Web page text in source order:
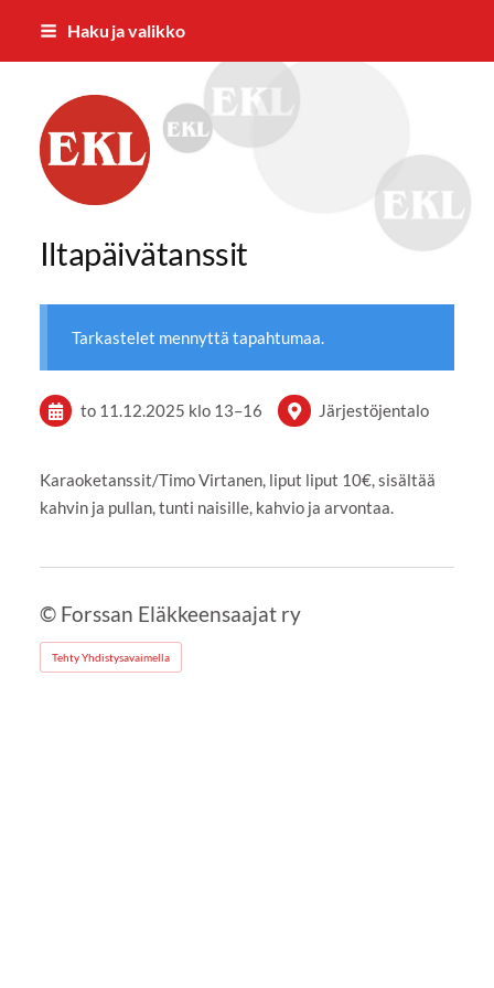
Siirry
Haku ja valikko
Forssan Eläkkeensaajat ry
Iltapäivätanssit
Tarkastelet mennyttä tapahtumaa.
to 11.12.2025 klo 13–16 Järjestöjentalo
Karaoketanssit/Timo Virtanen, liput liput 10€, sisältää
kahvin ja pullan, tunti naisille, kahvio ja arvontaa.
© Forssan Eläkkeensaajat ry
Tehty Yhdistysavaimella